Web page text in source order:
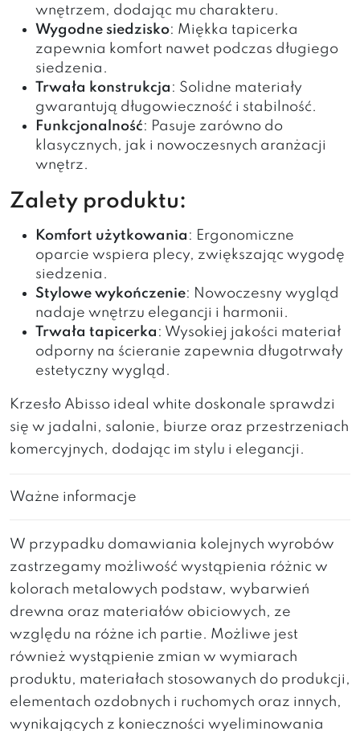
wnętrzem, dodając mu charakteru.
Wygodne siedzisko: Miękka tapicerka
zapewnia komfort nawet podczas długiego
siedzenia.
Trwała konstrukcja : Solidne materiały
gwarantują długowieczność i stabilność.
Funkcjonalność: Pasuje zarówno do
klasycznych, jak i nowoczesnych aranżacji
wnętrz.
Zalety produktu:
Komfort użytkowania : Ergonomiczne
oparcie wspiera plecy, zwiększając wygodę
siedzenia.
Stylowe wykończenie: Nowoczesny wygląd
nadaje wnętrzu elegancji i harmonii.
Trwała tapicerka : Wysokiej jakości materiał
odporny na ścieranie zapewnia długotrwały
estetyczny wygląd.
Krzesło Abisso ideal white doskonale sprawdzi
się w jadalni, salonie, biurze oraz przestrzeniach
komercyjnych, dodając im stylu i elegancji.
Ważne informacje
W przypadku domawiania kolejnych wyrobów
zastrzegamy możliwość wystąpienia różnic w
kolorach metalowych podstaw, wybarwień
drewna oraz materiałów obiciowych, ze
względu na różne ich partie. Możliwe jest
również wystąpienie zmian w wymiarach
produktu, materiałach stosowanych do produkcji,
elementach ozdobnych i ruchomych oraz innych,
wynikających z konieczności wyeliminowania